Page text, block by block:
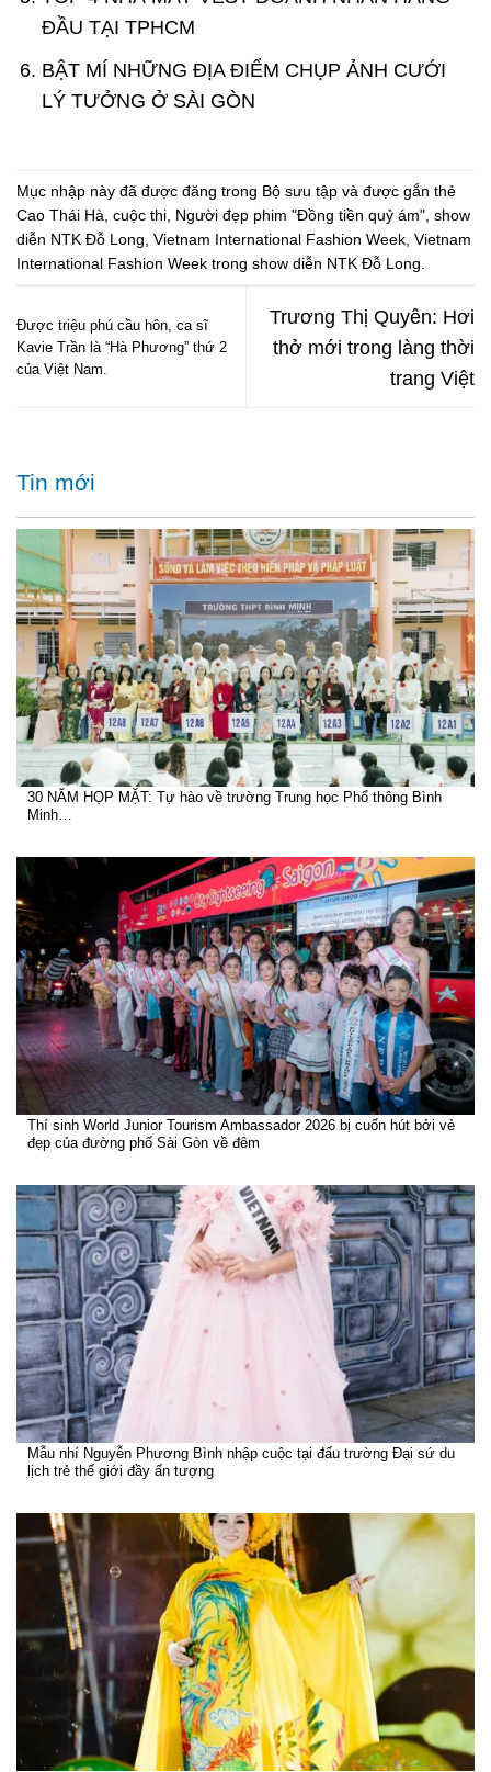
ĐẦU TẠI TPHCM
BẬT MÍ NHỮNG ĐỊA ĐIỂM CHỤP ẢNH CƯỚI
LÝ TƯỞNG Ở SÀI GÒN
Mục nhập này đã được đăng trong Bộ sưu tập và được gắn thẻ
Cao Thái Hà cuộc thi Người đẹp phim "Đồng tiền quỷ ám" show
diễn NTK Đỗ Long Vietnam International Fashion Week Vietnam
International Fashion Week trong show diễn NTK Đỗ Long
Được triệu phú cầu hôn, ca sĩ
Kavie Trần là “Hà Phương” thứ 2
của Việt Nam.
Trương Thị Quyên: Hơi
thở mới trong làng thời
trang Việt
Tin mới
30 NĂM HỌP MẶT: Tự hào về trường Trung học Phổ thông Bình
Minh…
Thí sinh World Junior Tourism Ambassador 2026 bị cuốn hút bởi vẻ
đẹp của đường phố Sài Gòn về đêm
Mẫu nhí Nguyễn Phương Bình nhập cuộc tại đấu trường Đại sứ du
lịch trẻ thế giới đầy ấn tượng